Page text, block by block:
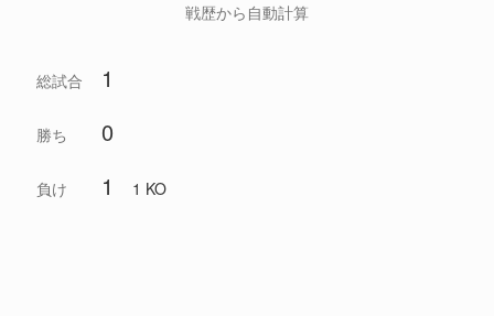
戦歴から自動計算
総試合 1
勝ち 0
負け 1 1 KO